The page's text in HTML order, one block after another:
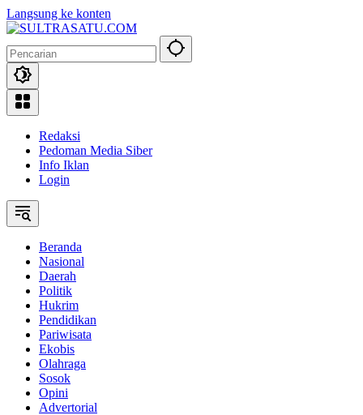
Langsung ke konten
Redaksi
Pedoman Media Siber
Info Iklan
Login
Beranda
Nasional
Daerah
Politik
Hukrim
Pendidikan
Pariwisata
Ekobis
Olahraga
Sosok
Opini
Advertorial